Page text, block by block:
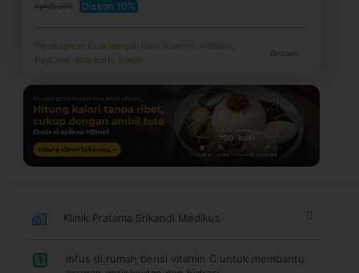
Rp420.000 Diskon 10%
Pembayaran bisa dengan bank transfer, e-Wallet,
PayLater, atau kartu kredit.
Rincian
Klinik Pratama Srikandi Medikus
1
Infus di rumah berisi vitamin C untuk membantu